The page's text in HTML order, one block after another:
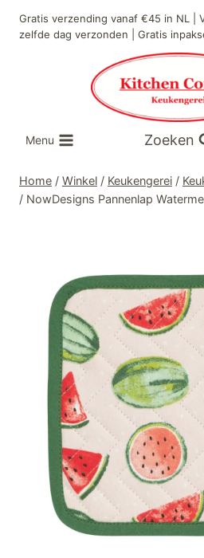
naar
Gratis verzending vanaf €45 in NL |
zelfde dag verzonden | Gratis
Menu Zoeken
Home / Winkel / Keukengerei /
/ NowDesigns Pannenlap